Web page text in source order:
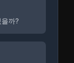
까?